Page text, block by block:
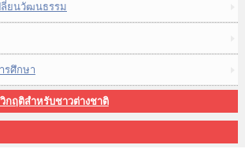
ลี่ยนวัฒนธรรม
รศึกษา
กฤติสำหรับชาวต่างชาติ